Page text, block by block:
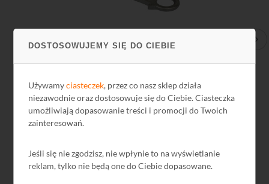
DOSTOSOWUJEMY SIĘ DO CIEBIE
Używamyciasteczek, przez co nasz sklep działa
niezawodnie oraz dostosowuje się do Ciebie. Ciasteczka
umożliwiają dopasowanie treści i promocji do Twoich
zainteresowań.
Jeśli się nie zgodzisz, nie wpłynie to na wyświetlanie
reklam, tylko nie będą one do Ciebie dopasowane.
Wspornik słupowy T1500-ES-AL
11,32 zł
9,20 zł netto